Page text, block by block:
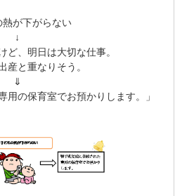
熱が下がらない
↓
ど、明日は大切な仕事。
産と重なりそう。
⇓
用の保育室でお預かりします。」